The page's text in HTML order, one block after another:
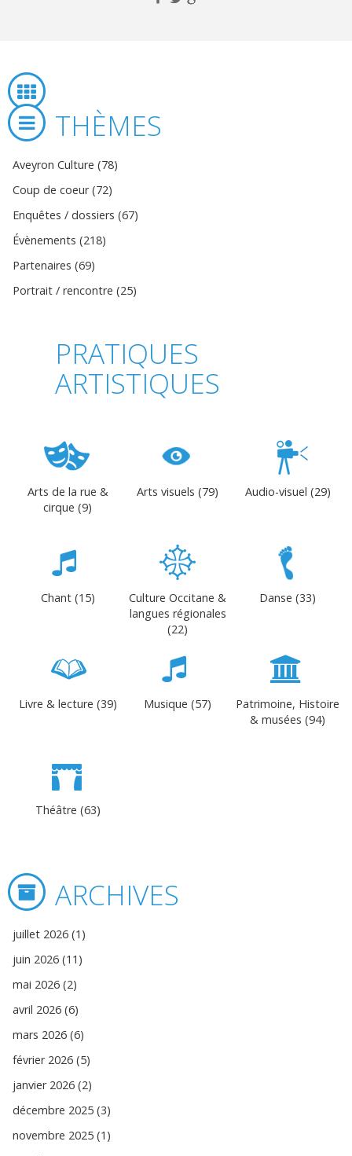
THÈMES
Aveyron Culture (78)
Coup de coeur (72)
Enquêtes / dossiers (67)
Évènements (218)
Partenaires (69)
Portrait / rencontre (25)
PRATIQUES
ARTISTIQUES
Arts de la rue &
cirque (9)
Arts visuels (79) Audio-visuel (29)
Chant (15)
Culture Occitane &
langues régionales
(22)
Danse (33)
Livre & lecture (39) Musique (57)
Patrimoine, Histoire
& musées (94)
Théâtre (63)
ARCHIVES
juillet 2026 (1)
juin 2026 (11)
mai 2026 (2)
avril 2026 (6)
mars 2026 (6)
février 2026 (5)
janvier 2026 (2)
décembre 2025 (3)
novembre 2025 (1)